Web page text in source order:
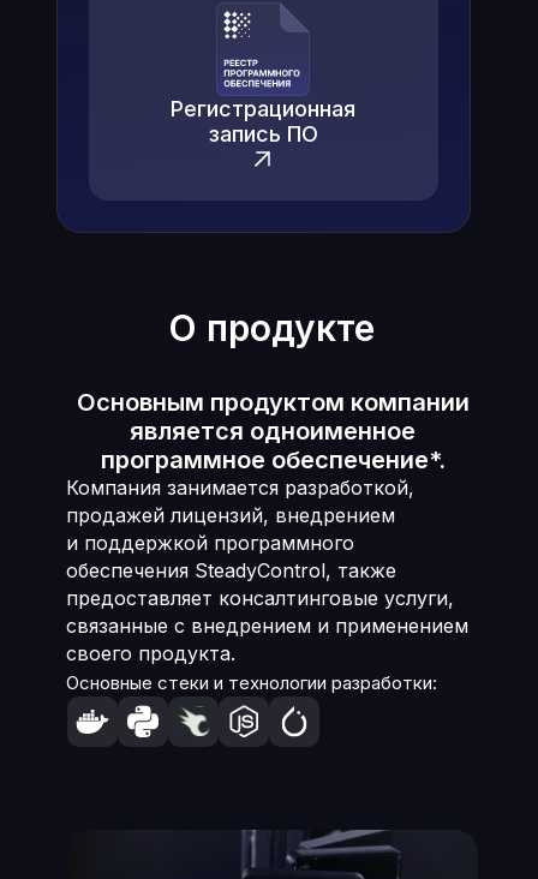
Регистрационная
запись ПО
О продукте
Основным продуктом компании
является одноименное
программное обеспечение*.
Компания занимается разработкой,
продажей лицензий, внедрением
и поддержкой программного
обеспечения SteadyControl, также
предоставляет консалтинговые услуги,
связанные с внедрением и применением
своего продукта.
Основные стеки и технологии разработки: